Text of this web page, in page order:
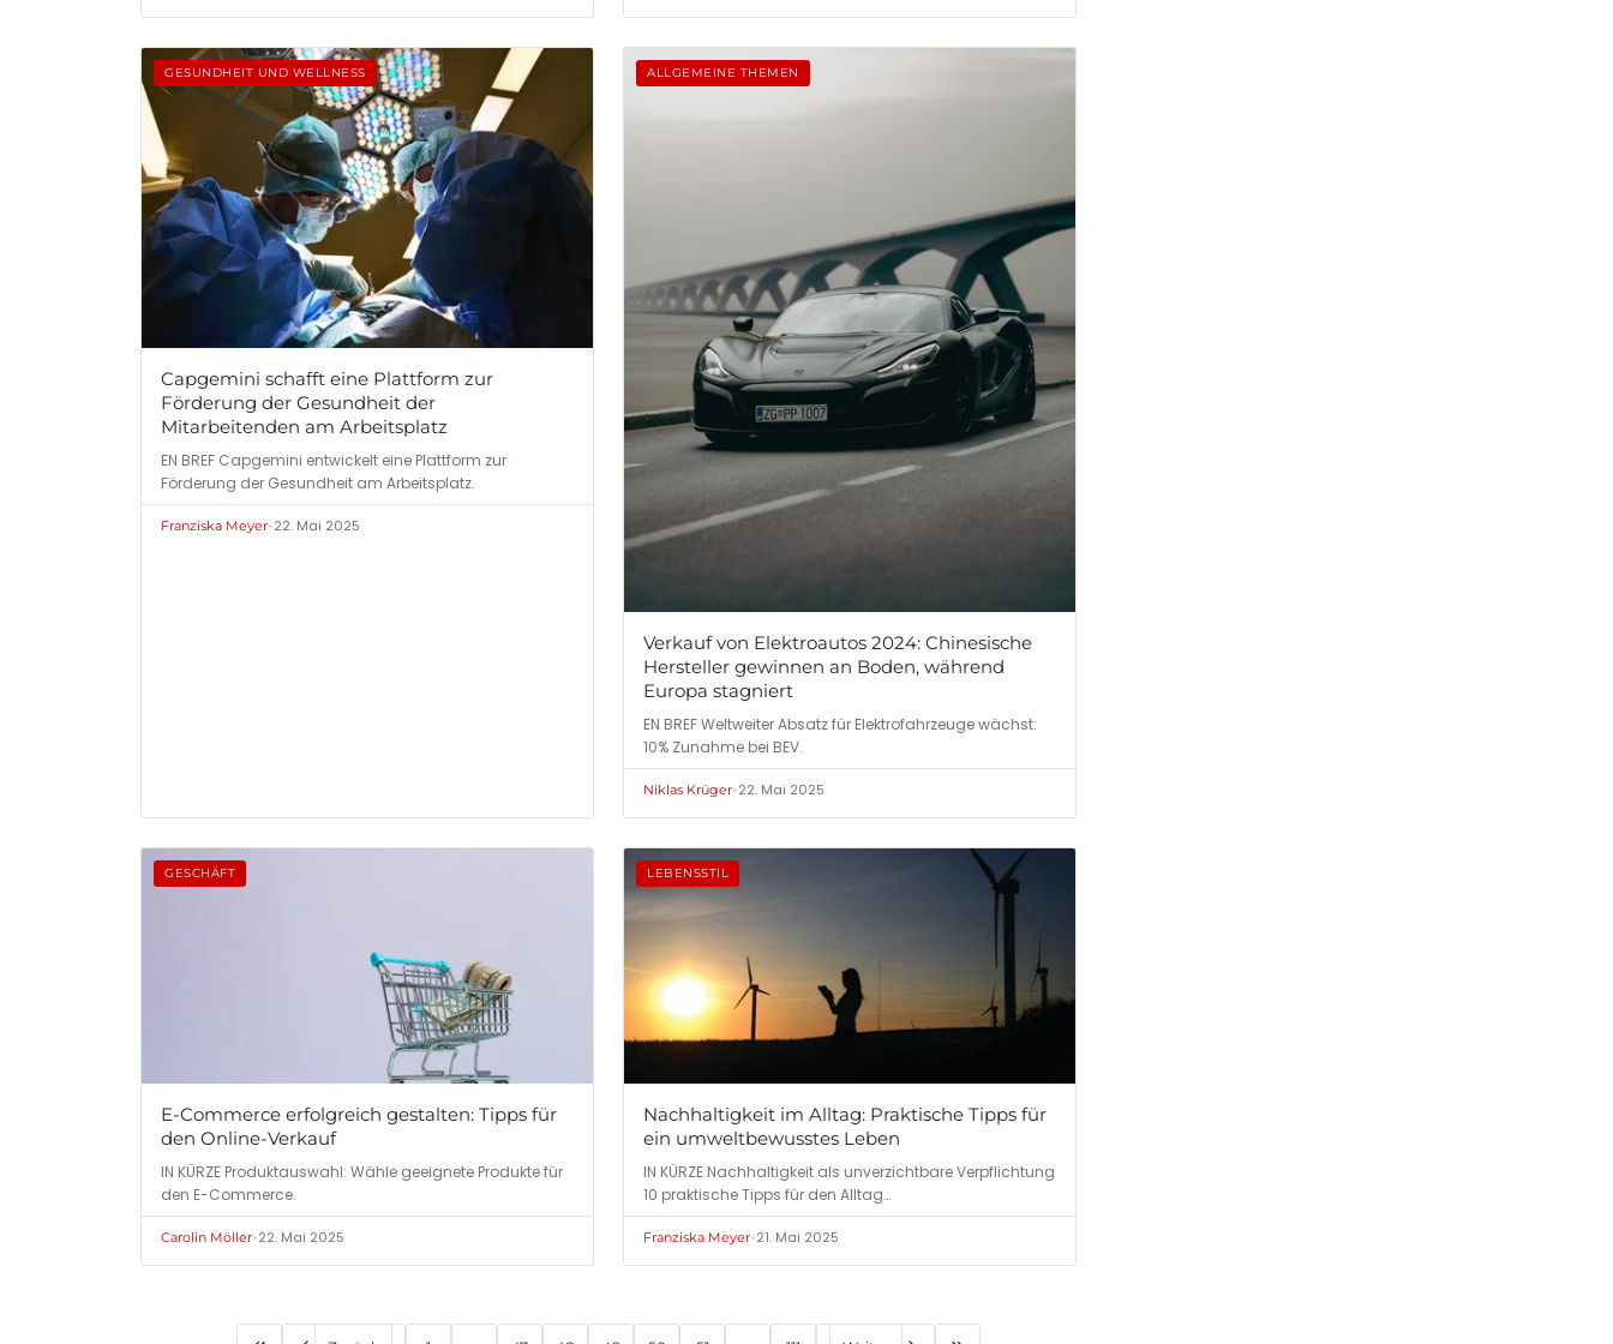
GESUNDHEIT UND WELLNESS
Capgemini schafft eine Plattform zur
Förderung der Gesundheit der
Mitarbeitenden am Arbeitsplatz
EN BREF Capgemini entwickelt eine Plattform zur
Förderung der Gesundheit am Arbeitsplatz.
Franziska Meyer•22. Mai 2025
ALLGEMEINE THEMEN
Verkauf von Elektroautos 2024: Chinesische
Hersteller gewinnen an Boden, während
Europa stagniert
EN BREF Weltweiter Absatz für Elektrofahrzeuge wächst:
10% Zunahme bei BEV.
Niklas Krüger•22. Mai 2025
GESCHÄFT
E-Commerce erfolgreich gestalten: Tipps für
den Online-Verkauf
IN KÜRZE Produktauswahl: Wähle geeignete Produkte für
den E-Commerce.
Carolin Möller•22. Mai 2025
LEBENSSTIL
Nachhaltigkeit im Alltag: Praktische Tipps für
ein umweltbewusstes Leben
IN KÜRZE Nachhaltigkeit als unverzichtbare Verpflichtung
10 praktische Tipps für den Alltag…
Franziska Meyer•21. Mai 2025